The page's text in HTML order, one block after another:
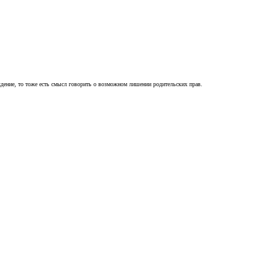
то тоже есть смысл говорить о возможном лишении родительских прав.